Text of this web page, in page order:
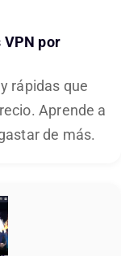
VPN por
rápidas que
Aprende a
de más.